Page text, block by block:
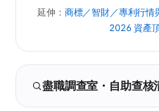
延伸： 商標／智財／專利行情
2026 資產
盡職調查室・自助查核